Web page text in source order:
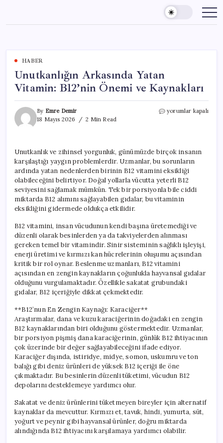
content
HABER
Unutkanlığın Arkasında Yatan
Vitamin: B12’nin Önemi ve Kaynakları
By Emre Demir
18 Mayıs 2026
2 Min Read
Unutkanlığın
Önemi
ve
Kaynakları
için
yorumlar kapalı
Unutkanlık ve zihinsel yorgunluk, günümüzde birçok insanın
karşılaştığı yaygın problemlerdir. Uzmanlar, bu sorunların
ardında yatan nedenlerden birinin B12 vitamini eksikliği
olabileceğini belirtiyor. Doğal yollarla vücutta yeterli B12
seviyesini sağlamak mümkün. Tek bir porsiyonla bile ciddi
miktarda B12 alımını sağlayabilen gıdalar, bu vitaminin
eksikliğini gidermede oldukça etkilidir.
B12 vitamini, insan vücudunun kendi başına üretemediği ve
düzenli olarak besinlerden ya da takviyelerden alınması
gereken temel bir vitamindir. Sinir sisteminin sağlıklı işleyişi,
enerji üretimi ve kırmızı kan hücrelerinin oluşumu açısından
kritik bir rol oynar. Beslenme uzmanları, B12 vitamini
açısından en zengin kaynakların çoğunlukla hayvansal gıdalar
olduğunu vurgulamaktadır. Özellikle sakatat grubundaki
gıdalar, B12 içeriğiyle dikkat çekmektedir.
**B12’nun En Zengin Kaynağı: Karaciğer**
Araştırmalar, dana ve kuzu karaciğerinin doğadaki en zengin
B12 kaynaklarından biri olduğunu göstermektedir. Uzmanlar,
bir porsiyon pişmiş dana karaciğerinin, günlük B12 ihtiyacının
çok üzerinde bir değer sağlayabileceğini ifade ediyor.
Karaciğer dışında, istiridye, midye, somon, uskumru ve ton
balığı gibi deniz ürünleri de yüksek B12 içeriği ile öne
çıkmaktadır. Bu besinlerin düzenli tüketimi, vücudun B12
depolarını desteklemeye yardımcı olur.
Sakatat ve deniz ürünlerini tüketmeyen bireyler için alternatif
kaynaklar da mevcuttur. Kırmızı et, tavuk, hindi, yumurta, süt,
yoğurt ve peynir gibi hayvansal ürünler, doğru miktarda
alındığında B12 ihtiyacını karşılamaya yardımcı olabilir.